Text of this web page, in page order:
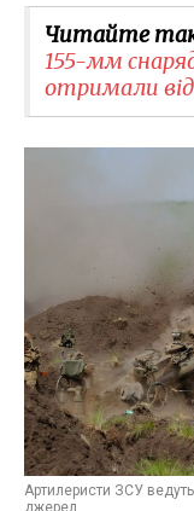
Читайте
155-мм
отримали
Артилеристи ЗСУ
джерел